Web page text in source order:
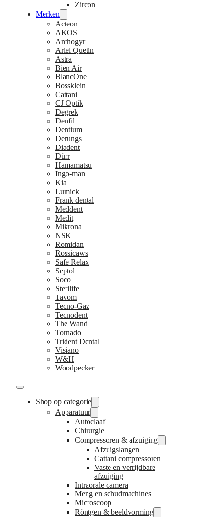
Zircon
Merken
Acteon
AKOS
Anthogyr
Ariel Quetin
Astra
Bien Air
BlancOne
Bossklein
Cattani
CJ Optik
Degrek
Denfil
Dentium
Derungs
Diadent
Dürr
Hamamatsu
Ingo-man
Kia
Lumick
Frank dental
Meddent
Medit
Mikrona
NSK
Romidan
Rossicaws
Safe Relax
Septol
Soco
Sterilife
Tavom
Tecno-Gaz
Tecnodent
The Wand
Tornado
Trident Dental
Visiano
W&H
Woodpecker
Shop op categorie
Apparatuur
Autoclaaf
Chirurgie
Compressoren & afzuiging
Afzuigslangen
Cattani compressoren
Vaste en verrijdbare
afzuiging
Intraorale camera
Meng en schudmachines
Microscoop
Röntgen & beeldvorming